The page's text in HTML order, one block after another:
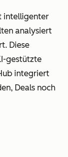
intelligenter
analysiert
Diese
gestützte
integriert
Deals noch